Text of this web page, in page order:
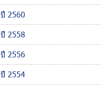
ปี 2560
ปี 2558
ปี 2556
ปี 2554